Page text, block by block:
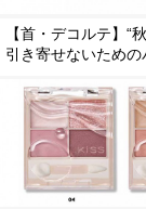
【首・デコルテ】“
引き寄せないための